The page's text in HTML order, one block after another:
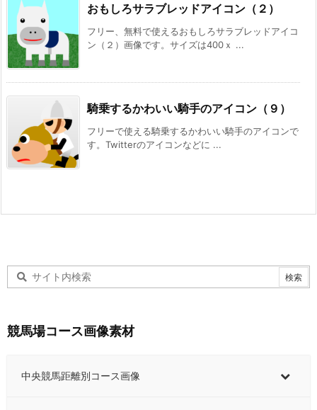
おもしろサラブレッドアイコン（２）
フリー、無料で使えるおもしろサラブレッドアイコ
ン（２）画像です。サイズは400ｘ ...
騎乗するかわいい騎手のアイコン（９）
フリーで使える騎乗するかわいい騎手のアイコンで
す。Twitterのアイコンなどに ...
競馬場コース画像素材
中央競馬距離別コース画像